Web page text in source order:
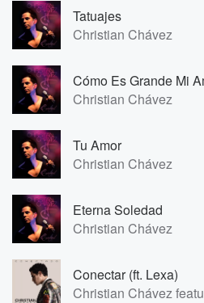
Tatuajes
Christian Chávez
Cómo Es Grande Mi
Christian Chávez
Tu Amor
Christian Chávez
Eterna Soledad
Christian Chávez
Conectar (ft. Lexa)
Christian Chávez